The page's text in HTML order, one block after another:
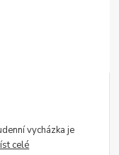
vycházka je
celé